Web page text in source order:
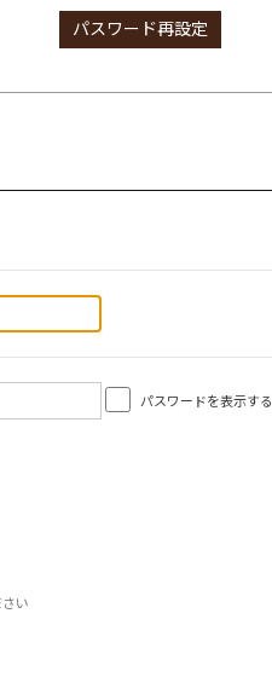
パスワード再設定
パスワードを表示する
い